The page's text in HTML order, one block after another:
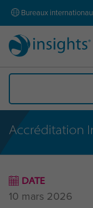
Bureaux
Accréditation
DATE
10 mars 2026